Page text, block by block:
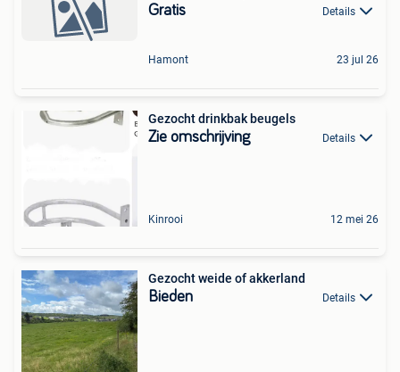
Gratis Details
Hamont 23 jul 26
Gezocht drinkbak beugels
Zie omschrijving Details
Kinrooi 12 mei 26
Gezocht weide of akkerland
Bieden Details